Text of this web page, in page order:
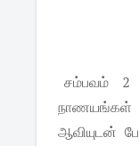
சம்பவம் 2
நாணயங்கள்
ஆவியுடன்